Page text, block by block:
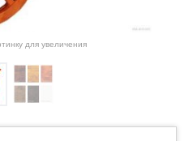
для увеличения